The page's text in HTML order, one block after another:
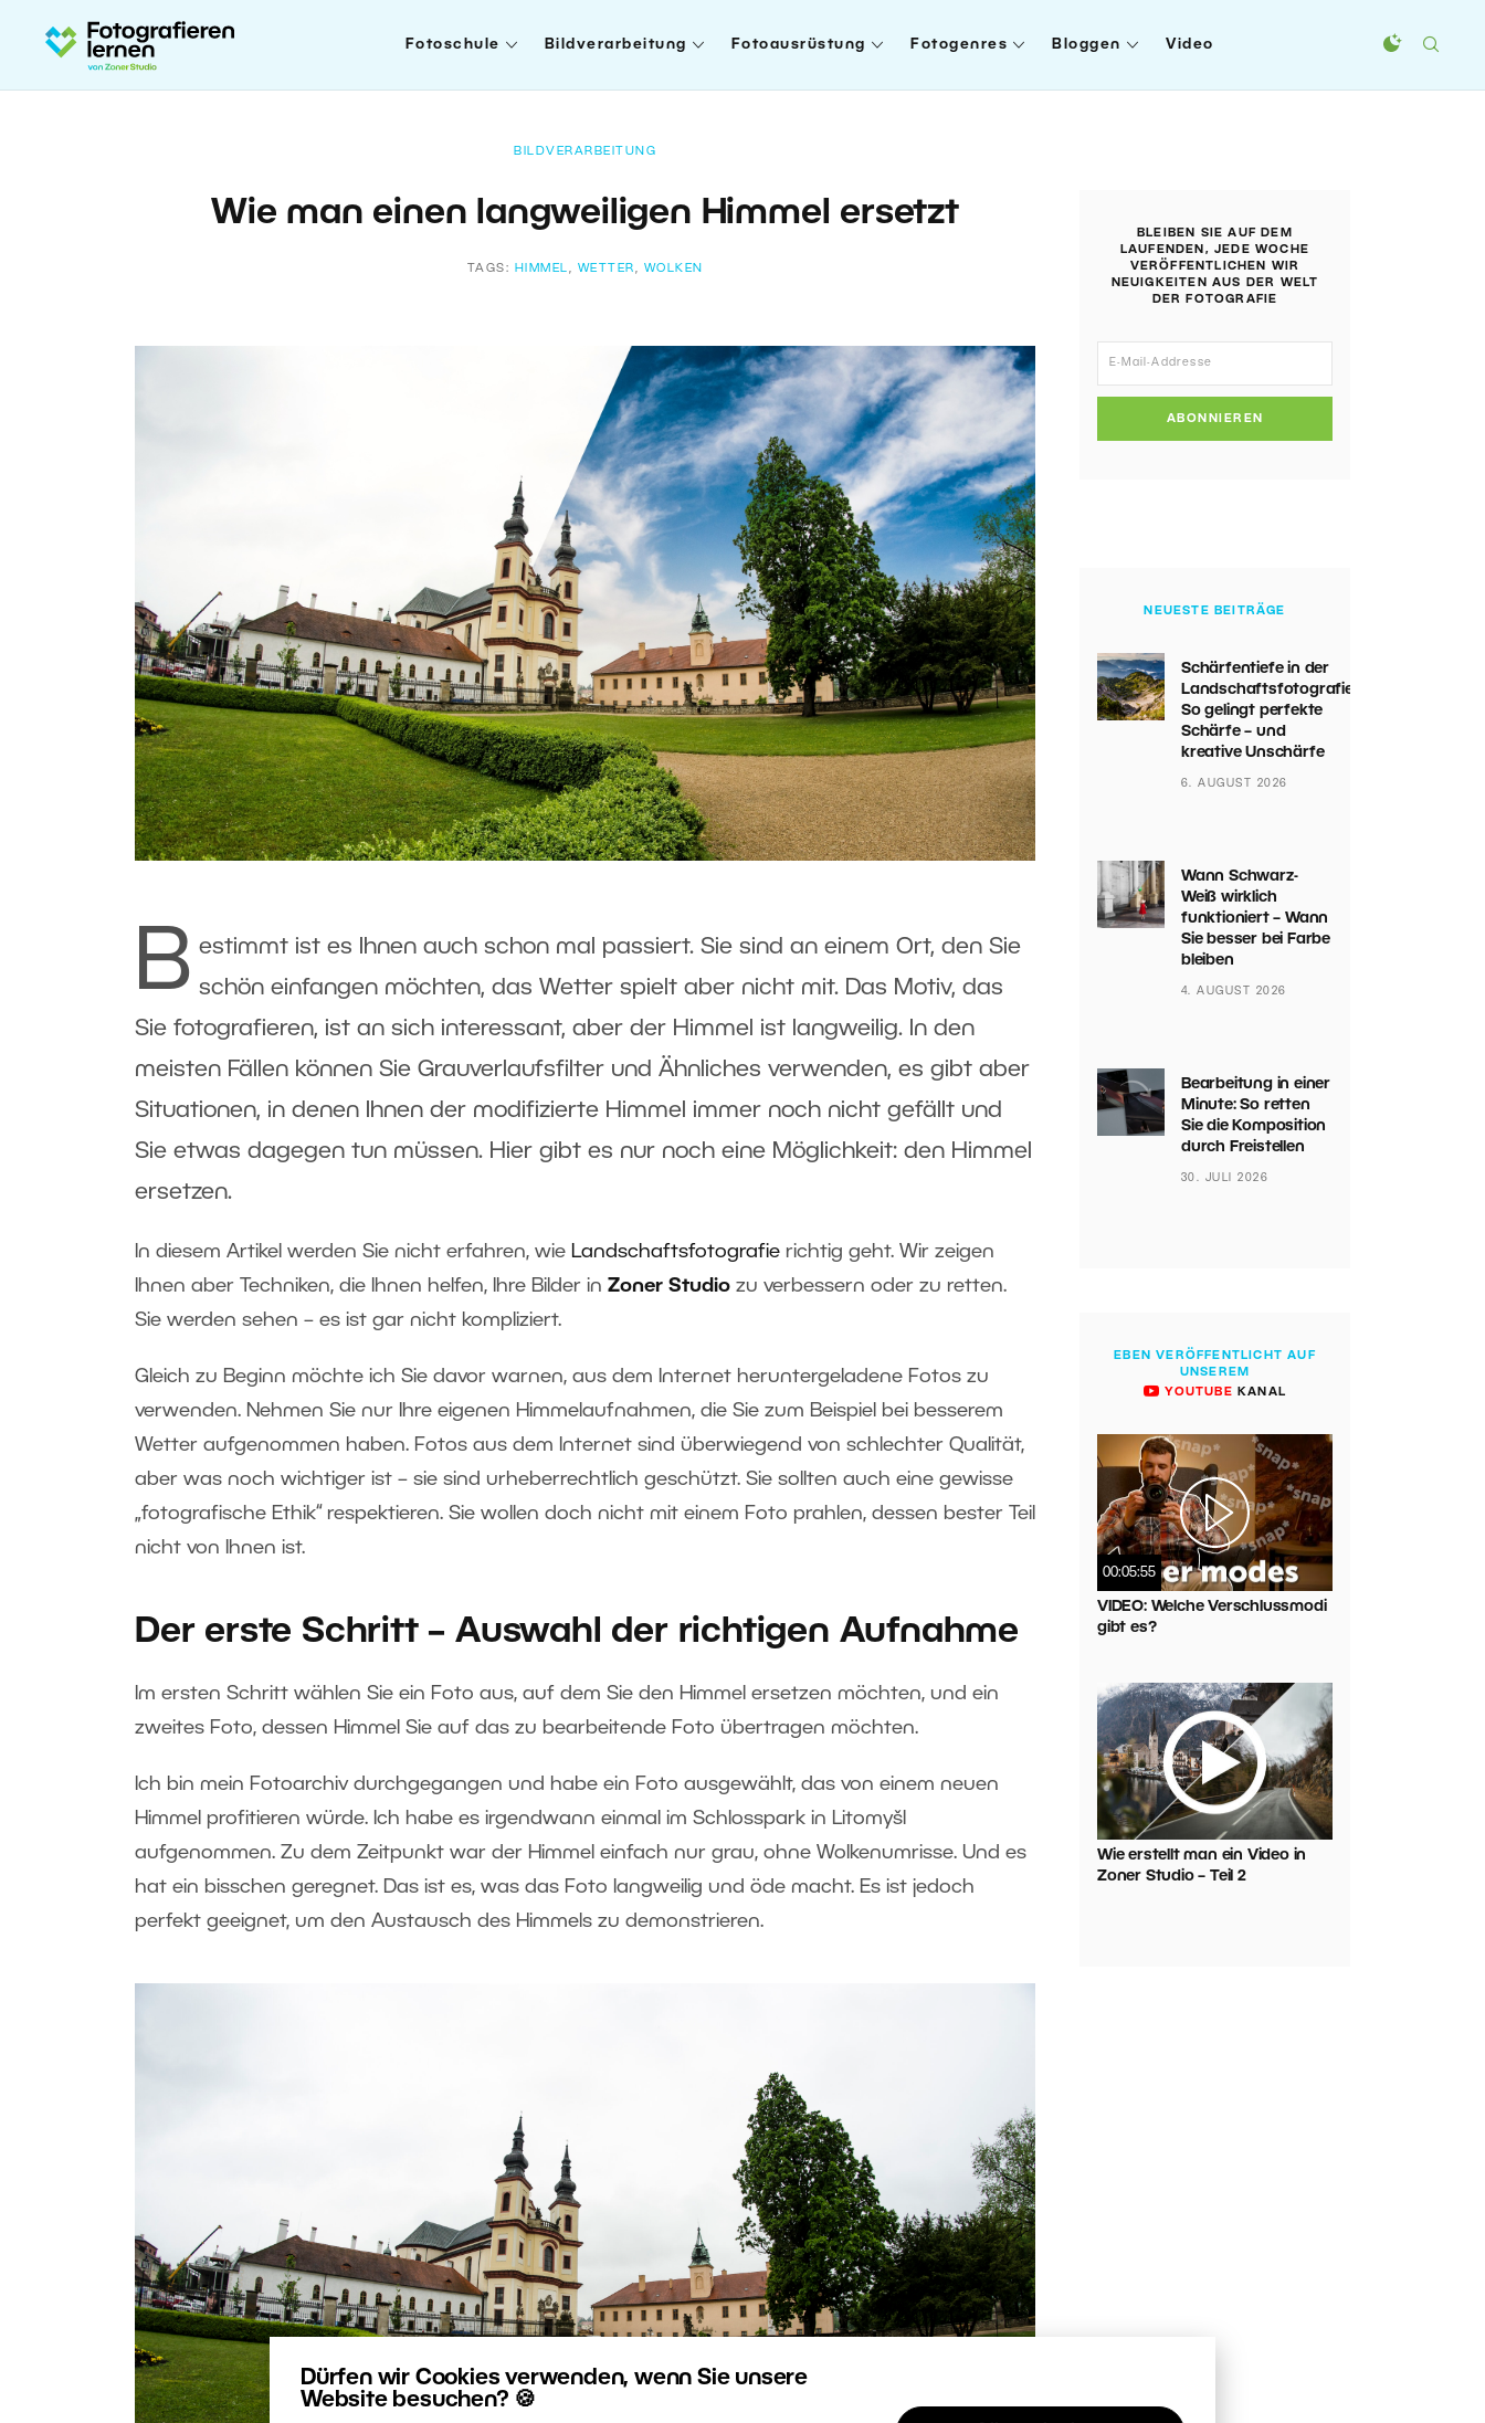
Dürfen wir Cookies verwenden, wenn Sie unsere
Website besuchen? 🍪
Fotoschule Bildverarbeitung Fotoausrüstung Fotogenres Bloggen Video
BILDVERARBEITUNG
Wie man einen langweiligen Himmel ersetzt
TAGS: HIMMEL , WETTER , WOLKEN
B estimmt ist es Ihnen auch schon mal passiert. Sie sind an einem Ort, den Sie
schön einfangen möchten, das Wetter spielt aber nicht mit. Das Motiv, das
Sie fotografieren, ist an sich interessant, aber der Himmel ist langweilig. In den
meisten Fällen können Sie Grauverlaufsfilter und Ähnliches verwenden, es gibt aber
Situationen, in denen Ihnen der modifizierte Himmel immer noch nicht gefällt und
Sie etwas dagegen tun müssen. Hier gibt es nur noch eine Möglichkeit: den Himmel
ersetzen.
In diesem Artikel werden Sie nicht erfahren, wie Landschaftsfotografie richtig geht. Wir zeigen
Ihnen aber Techniken, die Ihnen helfen, Ihre Bilder in Zoner Studio zu verbessern oder zu retten.
Sie werden sehen – es ist gar nicht kompliziert.
Gleich zu Beginn möchte ich Sie davor warnen, aus dem Internet heruntergeladene Fotos zu
verwenden. Nehmen Sie nur Ihre eigenen Himmelaufnahmen, die Sie zum Beispiel bei besserem
Wetter aufgenommen haben. Fotos aus dem Internet sind überwiegend von schlechter Qualität,
aber was noch wichtiger ist – sie sind urheberrechtlich geschützt. Sie sollten auch eine gewisse
„fotografische Ethik“ respektieren. Sie wollen doch nicht mit einem Foto prahlen, dessen bester Teil
nicht von Ihnen ist.
Der erste Schritt – Auswahl der richtigen Aufnahme
Im ersten Schritt wählen Sie ein Foto aus, auf dem Sie den Himmel ersetzen möchten, und ein
zweites Foto, dessen Himmel Sie auf das zu bearbeitende Foto übertragen möchten.
Ich bin mein Fotoarchiv durchgegangen und habe ein Foto ausgewählt, das von einem neuen
Himmel profitieren würde. Ich habe es irgendwann einmal im Schlosspark in Litomyšl
aufgenommen. Zu dem Zeitpunkt war der Himmel einfach nur grau, ohne Wolkenumrisse. Und es
hat ein bisschen geregnet. Das ist es, was das Foto langweilig und öde macht. Es ist jedoch
perfekt geeignet, um den Austausch des Himmels zu demonstrieren.
BLEIBEN SIE AUF DEM
LAUFENDEN, JEDE WOCHE
VERÖFFENTLICHEN WIR
NEUIGKEITEN AUS DER WELT
DER FOTOGRAFIE
ABONNIEREN
NEUESTE BEITRÄGE
Schärfentiefe in der
Landschaftsfotografie:
So gelingt perfekte
Schärfe – und
kreative Unschärfe
6. AUGUST 2026
Wann Schwarz-
Weiß wirklich
funktioniert – Wann
Sie besser bei Farbe
bleiben
4. AUGUST 2026
Bearbeitung in einer
Minute: So retten
Sie die Komposition
durch Freistellen
30. JULI 2026
EBEN VERÖFFENTLICHT AUF
UNSEREM
YOUTUBE KANAL
00:05:55
VIDEO: Welche Verschlussmodi
gibt es?
Wie erstellt man ein Video in
Zoner Studio – Teil 2